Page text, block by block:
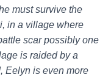
must survive the
in a village where
scar possibly one
is raided by a
Eelyn is even more